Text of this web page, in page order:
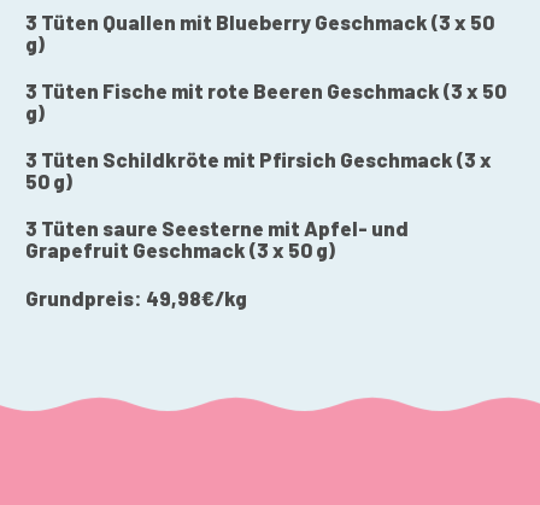
3 Tüten Quallen mit Blueberry Geschmack (3 x 50
g)
3 Tüten Fische mit rote Beeren Geschmack (3 x 50
g)
3 Tüten Schildkröte mit Pfirsich Geschmack (3 x
50 g)
3 Tüten saure Seesterne mit Apfel- und
Grapefruit Geschmack (3 x 50 g)
Grundpreis: 49,98€/kg